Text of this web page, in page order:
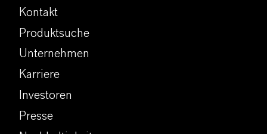
Kontakt
Produktsuche
Unternehmen
Karriere
Investoren
Presse